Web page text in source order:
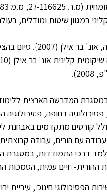
מ.מ 27-34383).
במגוון שיטות ומודלים,
(2007). סיום בהצטיינות.
אונ' בר אילן (2010). סיום בהצטיינות
המדרשה הארצית
פסיכולוגיה דחופה,
קורסים מתקדמים באבחנת
עבודה עם הורים, עבודה
דרכי התמודדות, במסגרת
ההורית- חיים עמית, הסמכות
הפסיכולוגי חינוכי, עיריית